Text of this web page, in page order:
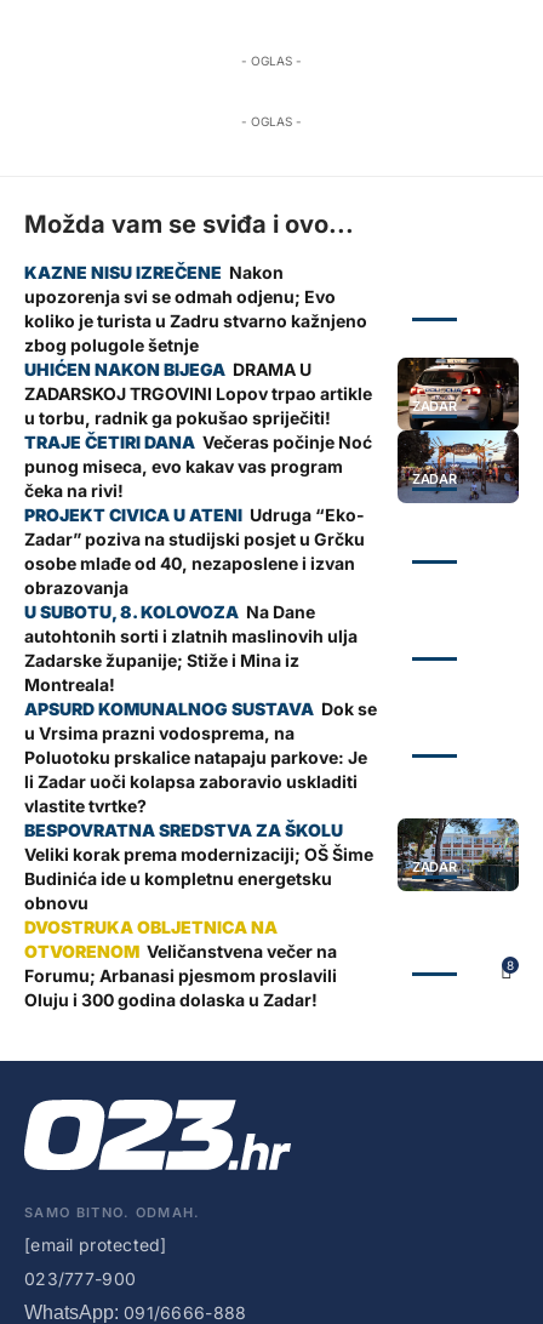
- OGLAS -
- OGLAS -
Možda vam se sviđa i ovo...
Nakon
upozorenja svi se odmah odjenu; Evo
koliko je turista u Zadru stvarno kažnjeno
zbog polugole šetnje
ZADAR
DRAMA U
ZADARSKOJ TRGOVINI Lopov trpao artikle
u torbu, radnik ga pokušao spriječiti!
ZADAR
Večeras počinje Noć
punog miseca, evo kakav vas program
čeka na rivi!
Udruga “Eko-
Zadar” poziva na studijski posjet u Grčku
osobe mlađe od 40, nezaposlene i izvan
obrazovanja
Na Dane
autohtonih sorti i zlatnih maslinovih ulja
Zadarske županije; Stiže i Mina iz
Montreala!
Dok se
u Vrsima prazni vodosprema, na
Poluotoku prskalice natapaju parkove: Je
li Zadar uoči kolapsa zaboravio uskladiti
vlastite tvrtke?
ZADAR
Veliki korak prema modernizaciji; OŠ Šime
Budinića ide u kompletnu energetsku
obnovu
8
Veličanstvena večer na
Forumu; Arbanasi pjesmom proslavili
Oluju i 300 godina dolaska u Zadar!
SAMO BITNO. ODMAH.
[email protected]
023/777-900
WhatsApp: 091/6666-888